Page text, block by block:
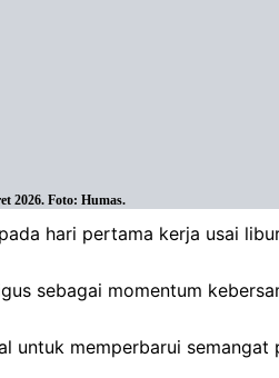
2026. Foto: Humas.
hari pertama kerja usai
sebagai momentum
untuk memperbarui semangat